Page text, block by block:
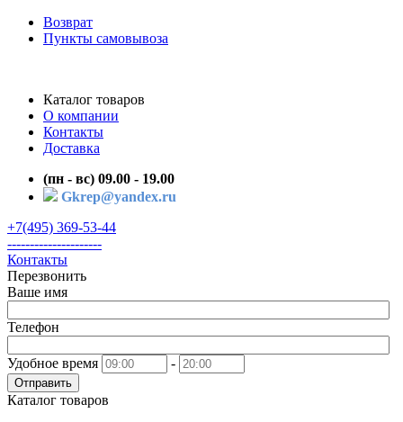
Возврат
Пункты самовывоза
Каталог товаров
О компании
Контакты
Доставка
(пн - вс) 09.00 - 19.00
Gkrep@yandex.ru
+7(495) 369-53-44
---------------------
Контакты
Перезвонить
Ваше имя
Телефон
Удобное время -
Отправить
Каталог товаров